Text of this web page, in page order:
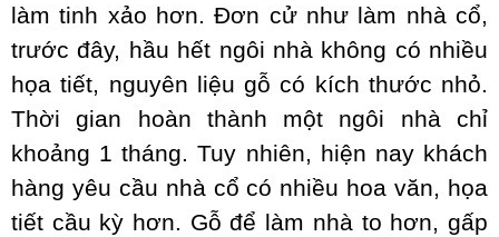
làm tinh xảo hơn. Đơn cử như làm nhà cổ,
trước đây, hầu hết ngôi nhà không có nhiều
họa tiết, nguyên liệu gỗ có kích thước nhỏ.
Thời gian hoàn thành một ngôi nhà chỉ
khoảng 1 tháng. Tuy nhiên, hiện nay khách
hàng yêu cầu nhà cổ có nhiều hoa văn, họa
tiết cầu kỳ hơn. Gỗ để làm nhà to hơn, gấp